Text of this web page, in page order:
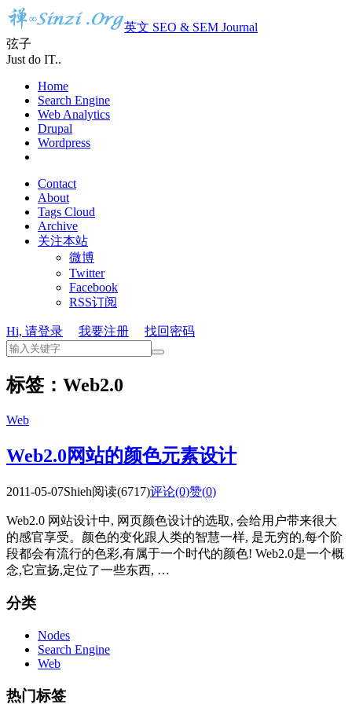
英文 SEO & SEM Journal
弦子
Just do IT..
Home
Search Engine
Web Analytics
Drupal
Wordpress
Contact
About
Tags Cloud
Archive
关注本站
微博
Twitter
Facebook
RSS订阅
Hi, 请登录 我要注册 找回密码
标签：Web2.0
Web
Web2.0网站的颜色元素设计
2011-05-07Shieh阅读(6717)评论(0)赞(0)
Web2.0 网站设计中, 网页颜色设计的选取, 会给用户带来很大
的感官享受。颜色的变化跟人类的智慧一样, 是无穷的,每个阶
段都会有流行的色彩,有属于一个时代的颜色! Web2.0是一个概
念,它宣扬,定位了一些东西, …
分类
Nodes
Search Engine
Web
热门标签